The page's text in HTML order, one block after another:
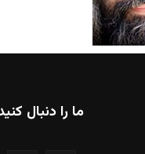
ما را دنبال